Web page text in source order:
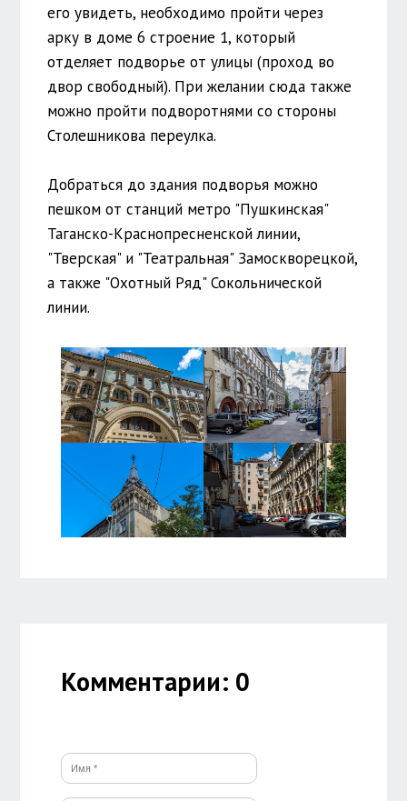
его увидеть, необходимо пройти через
арку в доме 6 строение 1, который
отделяет подворье от улицы (проход во
двор свободный). При желании сюда также
можно пройти подворотнями со стороны
Столешникова переулка.
Добраться до здания подворья можно
пешком от станций метро "Пушкинская"
Таганско-Краснопресненской линии,
"Тверская" и "Театральная" Замоскворецкой,
а также "Охотный Ряд" Сокольнической
линии.
Комментарии: 0